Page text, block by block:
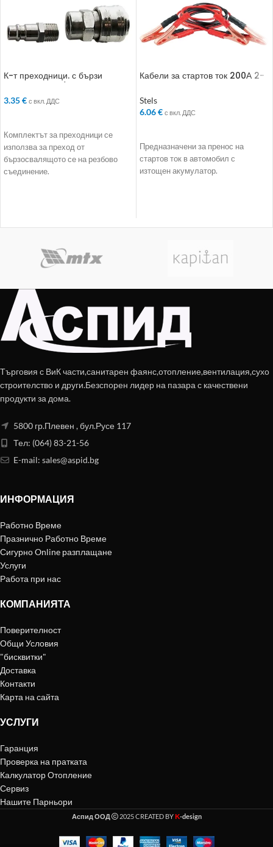
К-т преходници. с бързи
3.35€ с вкл. ДДС
Комплектът за преходници се
използва за преход от
бързосвалящото се на резбово
съединение.
Кабели за стартов ток 200А 2-
Stels
6.06€ с вкл. ДДС
Предназначени за пренос на
стартов ток в автомобил с
изтощен акумулатор.
Търговия с ВиК части,санитарен фаянс,отопление,вентилация,сухо
строителство и други.Безспорен лидер на пазара с качествени
продукти за дома.
5800 гр.Плевен , бул.Русе 117
Тел: (064) 83-21-56
E-mail: sales@aspid.bg
ИНФОРМАЦИЯ
Работно Време
Празнично Работно Време
Сигурно Online разплащане
Услуги
Работа при нас
КОМПАНИЯТА
Поверителност
Общи Условия
"бисквитки"
Доставка
Контакти
Карта на сайта
УСЛУГИ
Гаранция
Проверка на пратката
Калкулатор Отопление
Сервиз
Нашите Парньори
Аспид ООД 2025 CREATED BY K-design